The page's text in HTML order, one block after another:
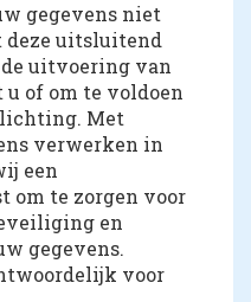
gegevens niet
deze uitsluitend
uitvoering van
of om te voldoen
Met
verwerken in
een
om te zorgen voor
en
gegevens.
voor